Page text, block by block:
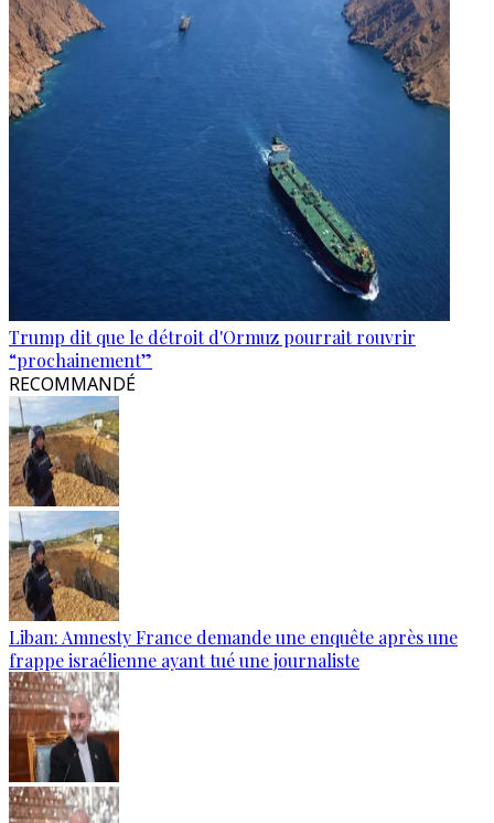
Trump dit que le détroit d'Ormuz pourrait rouvrir
“prochainement”
RECOMMANDÉ
Liban: Amnesty France demande une enquête après une
frappe israélienne ayant tué une journaliste